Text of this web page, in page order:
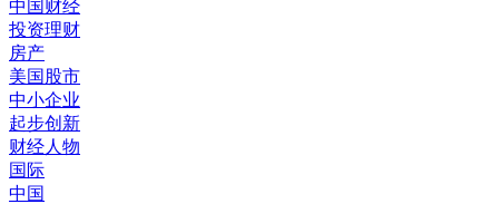
中国财经
投资理财
房产
美国股市
中小企业
起步创新
财经人物
国际
中国